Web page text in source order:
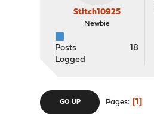
Stitch10925
Newbie
Posts
18
Logged
GO UP Pages 1